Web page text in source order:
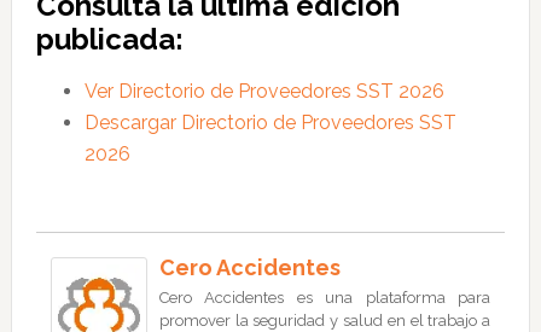
publicada:
Ver Directorio de Proveedores SST 2026
Descargar Directorio de Proveedores SST
2026
Cero Accidentes
Cero Accidentes es una plataforma para
promover la seguridad y salud en el trabajo a